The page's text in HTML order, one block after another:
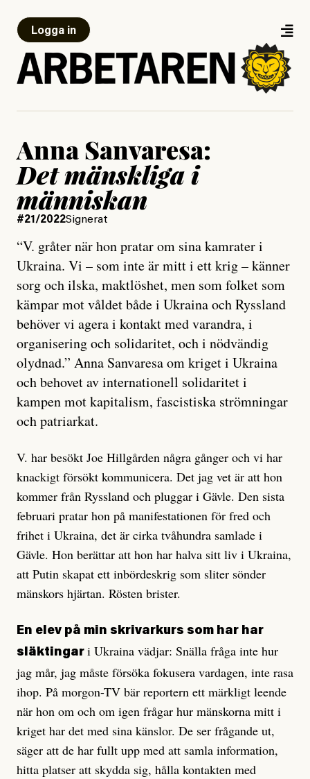
Logga in
Anna Sanvaresa:
Det mänskliga i
människan
#21/2022Signerat
“V. gråter när hon pratar om sina kamrater i
Ukraina. Vi – som inte är mitt i ett krig – känner
sorg och ilska, maktlöshet, men som folket som
kämpar mot våldet både i Ukraina och Ryssland
behöver vi agera i kontakt med varandra, i
organisering och solidaritet, och i nödvändig
olydnad.” Anna Sanvaresa om kriget i Ukraina
och behovet av internationell solidaritet i
kampen mot kapitalism, fascistiska strömningar
och patriarkat.
V. har besökt Joe Hillgården några gånger och vi har
knackigt försökt kommunicera. Det jag vet är att hon
kommer från Ryssland och pluggar i Gävle. Den sista
februari pratar hon på manifestationen för fred och
frihet i Ukraina, det är cirka tvåhundra samlade i
Gävle. Hon berättar att hon har halva sitt liv i Ukraina,
att Putin skapat ett inbördeskrig som sliter sönder
mänskors hjärtan. Rösten brister.
En elev på min skrivarkurs som har har
släktingar i Ukraina vädjar: Snälla fråga inte hur
jag mår, jag måste försöka fokusera vardagen, inte rasa
ihop. På morgon-TV bär reportern ett märkligt leende
när hon om och om igen frågar hur mänskorna mitt i
kriget har det med sina känslor. De ser frågande ut,
säger att de har fullt upp med att samla information,
hitta platser att skydda sig, hålla kontakten med